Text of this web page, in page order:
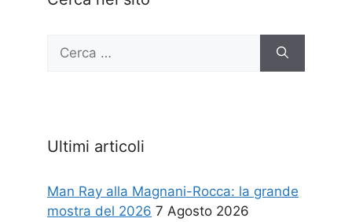
Ricerca
Ultimi articoli
Man Ray alla Magnani-Rocca: la grande
mostra del 2026 7 Agosto 2026